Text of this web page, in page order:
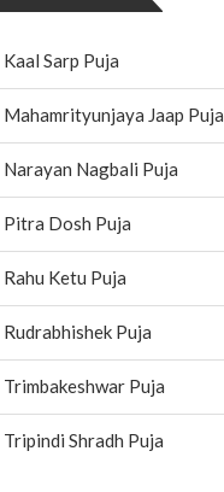
Kaal Sarp Puja
Mahamrityunjaya Jaap Puja
Narayan Nagbali Puja
Pitra Dosh Puja
Rahu Ketu Puja
Rudrabhishek Puja
Trimbakeshwar Puja
Tripindi Shradh Puja